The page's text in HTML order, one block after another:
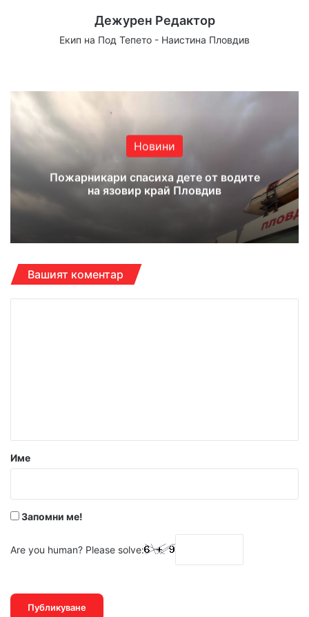
Дежурен Редактор
Екип на Под Тепето - Наистина Пловдив
Новини
Пожарникари спасиха дете от водите
на язовир край Пловдив
Вашият коментар
р
Име
Запомни ме!
Are you human? Please solve: